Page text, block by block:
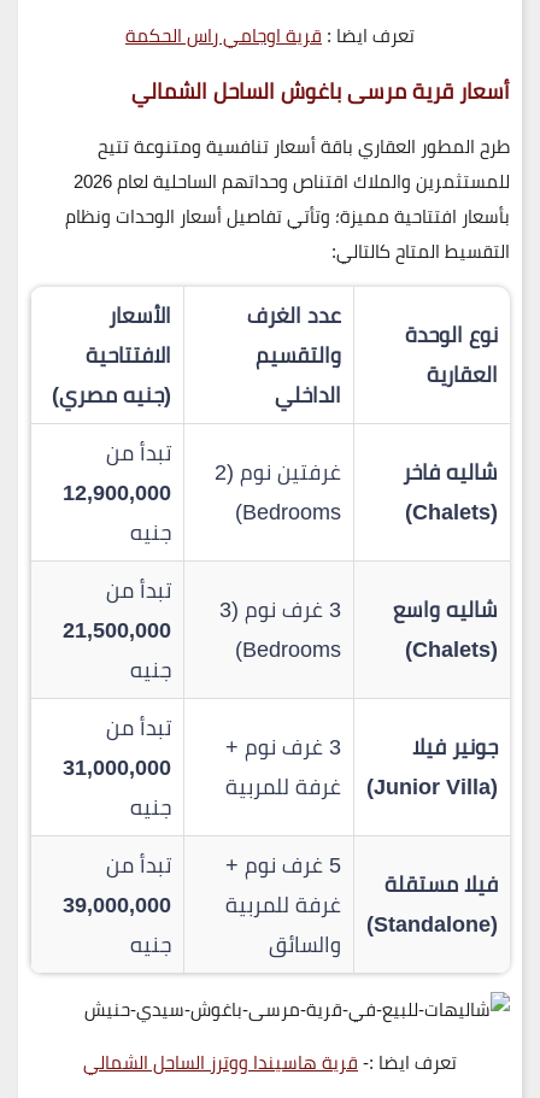
تعرف ايضا :قرية اوجامي راس الحكمة
أسعارقرية مرسى باغوش الساحل الشمالي
طرح المطور العقاري باقة أسعار تنافسية ومتنوعة تتيح
للمستثمرين والملاك اقتناص وحداتهم الساحلية لعام 2026
بأسعار افتتاحية مميزة؛ وتأتي تفاصيل أسعار الوحدات ونظام
التقسيط المتاح كالتالي:
نوع الوحدة
العقارية
عدد الغرف
والتقسيم
الداخلي
الأسعار
الافتتاحية
(جنيه مصري)
شاليه فاخر
(Chalets)
غرفتين نوم (2
Bedrooms)
تبدأ من
12,900,000
جنيه
شاليه واسع
(Chalets)
3 غرف نوم (3
Bedrooms)
تبدأ من
21,500,000
جنيه
جونير فيلا
(Junior Villa)
3 غرف نوم +
غرفة للمربية
تبدأ من
31,000,000
جنيه
فيلا مستقلة
(Standalone)
5 غرف نوم +
غرفة للمربية
والسائق
تبدأ من
39,000,000
جنيه
تعرف ايضا :-قرية هاسيندا ووترز الساحل الشمالي